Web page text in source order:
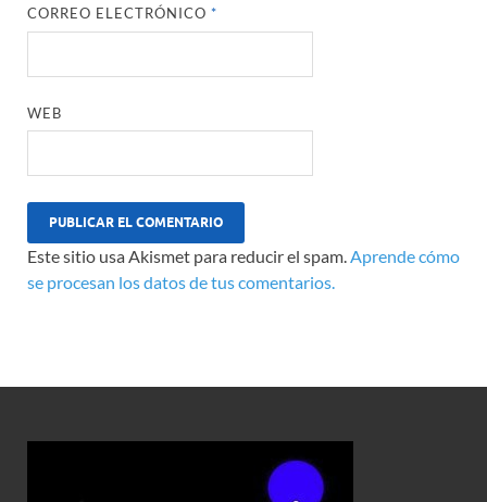
CORREO ELECTRÓNICO*
WEB
Este sitio usa Akismet para reducir el spam.Aprende cómo
se procesan los datos de tus comentarios.